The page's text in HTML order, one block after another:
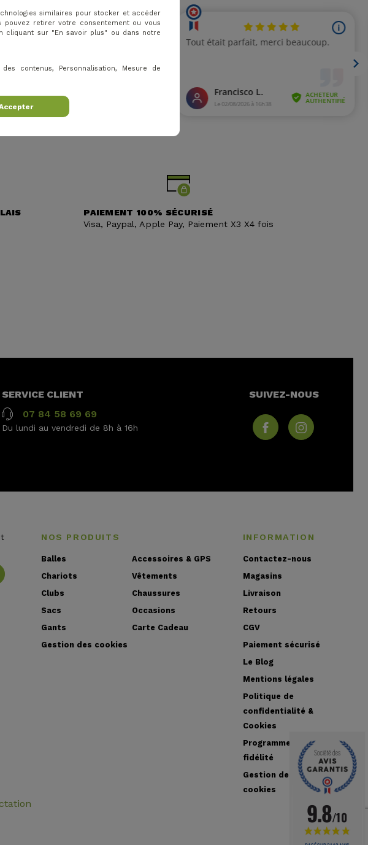
PAIEMENT 100% SÉCURISÉ
Visa, Paypal, Apple Pay, Paiement X3 X4 fois
SERVICE CLIENT
07 84 58 69 69
Du lundi au vendredi de 8h à 16h
SUIVEZ-NOUS
NOS PRODUITS
Balles
Accessoires & GPS
Chariots
Vêtements
Clubs
Chaussures
Sacs
Occasions
Gants
Carte Cadeau
Gestion des cookies
INFORMATION
Contactez-nous
Magasins
Livraison
Retours
CGV
Paiement sécurisé
Le Blog
Mentions légales
Politique de
confidentialité &
Cookies
Programme de
fidélité
Gestion des
cookies
9.8/10
similaires pour stocker et accéder
retirer votre consentement ou vous
cliquant sur "En savoir plus" ou dans notre
contenus, Personnalisation, Mesure de